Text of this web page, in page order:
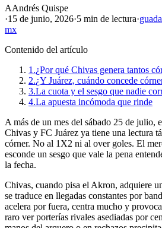
AAndrés Quispe
·15 de junio, 2026·5 min de lectura·
mx
Contenido del artículo
1.¿Por qué Chivas genera tantos
2.¿Y Juárez, cuándo concede
3.La cuota y el sesgo que nadie
4.La apuesta incómoda que rinde
A más de un mes del sábado 25 de julio,
Chivas y FC Juárez ya tiene una lectura
córner. No al 1X2 ni al over goles. El
esconde un sesgo que vale la pena
la fecha.
Chivas, cuando pisa el Akron, adquiere
se traduce en llegadas constantes por
acelera por fuera, centra mucho y
raro ver porterías rivales asediadas por